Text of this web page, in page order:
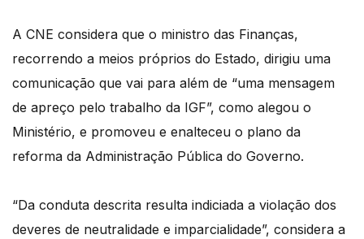
A CNE considera que o ministro das Finanças,
recorrendo a meios próprios do Estado, dirigiu uma
comunicação que vai para além de “uma mensagem
de apreço pelo trabalho da IGF”, como alegou o
Ministério, e promoveu e enalteceu o plano da
reforma da Administração Pública do Governo.
“Da conduta descrita resulta indiciada a violação dos
deveres de neutralidade e imparcialidade”, considera a